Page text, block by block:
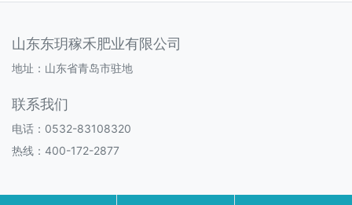
山东东玥稼禾肥业有限公司
地址：山东省青岛市驻地
联系我们
电话：0532-83108320
热线：400-172-2877